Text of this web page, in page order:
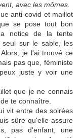
avec les mômes.
anti-covid et maillot
se pose tout bon
notice de la tente
seul sur le sable, les
je l'ai trouvé ce
pas que, féministe
juste y voir une
que je ne connais
te connaître.
vit entre des soirées
sûre qu'elle assure
pas d'enfant, une